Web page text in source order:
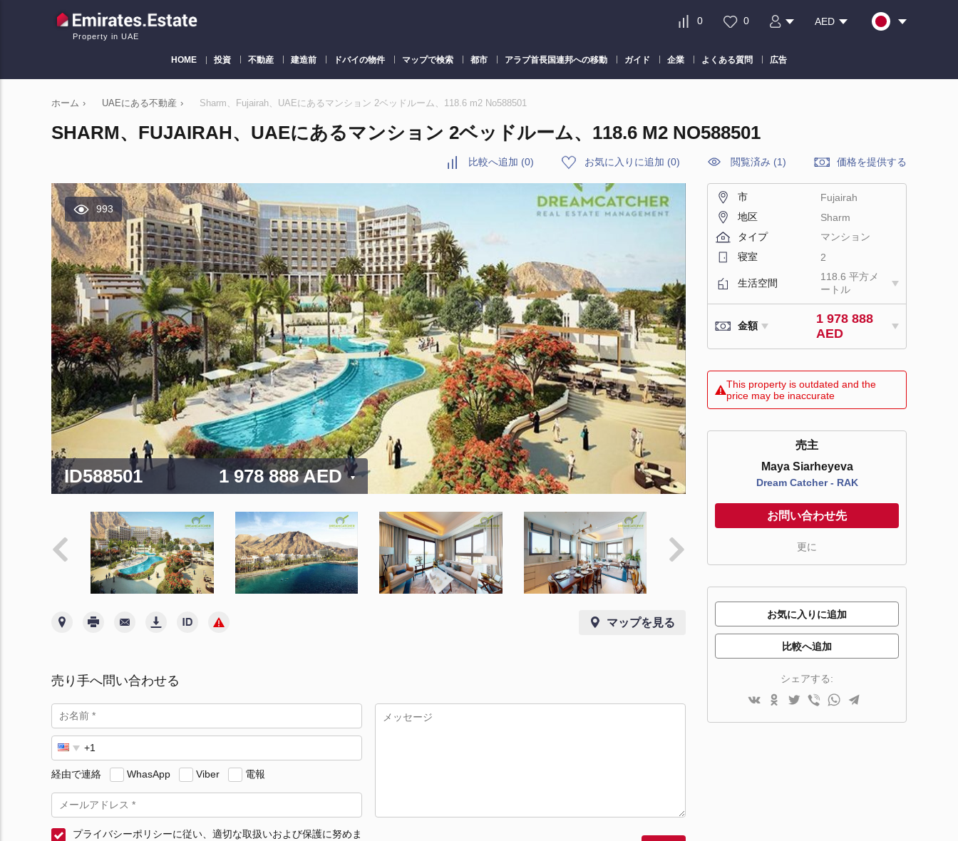
Property in UAE
0 0 AED
HOME 投資 不動産 建造前 ドバイの物件 マップで検索 都市 アラブ首長国連邦への移動 ガイド 企業 よくある質問 広告
ホーム › UAEにある不動産 › Sharm、Fujairah、UAEにあるマンション 2ベッドルーム、118.6 m2 No588501
SHARM、FUJAIRAH、UAEにあるマンション 2ベッドルーム、118.6 M2 NO588501
比較へ追加 (0) お気に入りに追加 (0) 閲覧済み (1) 価格を提供する
993
ID588501 1 978 888 AED
マップを見る
売り手へ問い合わせる
経由で連絡 WhasApp Viber 電報
プライバシーポリシーに従い、適切な取扱いおよび保護に努めま
市
Fujairah
地区
Sharm
タイプ
マンション
寝室
2
生活空間
118.6 平方メ
ートル
金額
1 978 888
AED
This property is outdated and the
price may be inaccurate
売主
Maya Siarheyeva
Dream Catcher - RAK
お問い合わせ先
更に
お気に入りに追加
比較へ追加
シェアする: